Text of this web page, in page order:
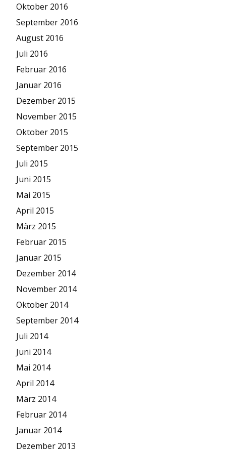
Oktober 2016
September 2016
August 2016
Juli 2016
Februar 2016
Januar 2016
Dezember 2015
November 2015
Oktober 2015
September 2015
Juli 2015
Juni 2015
Mai 2015
April 2015
März 2015
Februar 2015
Januar 2015
Dezember 2014
November 2014
Oktober 2014
September 2014
Juli 2014
Juni 2014
Mai 2014
April 2014
März 2014
Februar 2014
Januar 2014
Dezember 2013